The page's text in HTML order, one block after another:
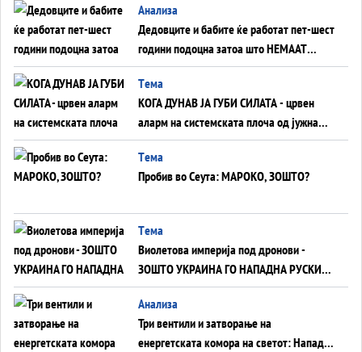
Анализа
Дедовците и бабите ќе работат пет-шест
години подоцна затоа што НЕМААТ
ВНУЦИ ДА ГИ ЗАМЕНАТ
Tема
КОГА ДУНАВ ЈА ГУБИ СИЛАТА - црвен
аларм на системската плоча од јужна
Германија до Црното Море...
Tема
Пробив во Сеута: МАРОКО, ЗОШТО?
Tема
Виолетова империја под дронови -
ЗОШТО УКРАИНА ГО НАПАДНА РУСКИОТ
WILDBERRIES
Aнализа
Три вентили и затворање на
енергетската комора на светот: Нападот